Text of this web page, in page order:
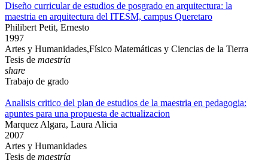
Diseño curricular de estudios de posgrado en arquitectura: la
maestria en arquitectura del ITESM, campus Queretaro
Philibert Petit, Ernesto
1997
Artes y Humanidades,Físico Matemáticas y Ciencias de la Tierra
Tesis de maestría
share
Trabajo de grado
Analisis critico del plan de estudios de la maestria en pedagogia:
apuntes para una propuesta de actualizacion
Marquez Algara, Laura Alicia
2007
Artes y Humanidades
Tesis de maestría